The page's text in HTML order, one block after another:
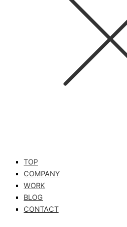
TOP
COMPANY
WORK
BLOG
CONTACT